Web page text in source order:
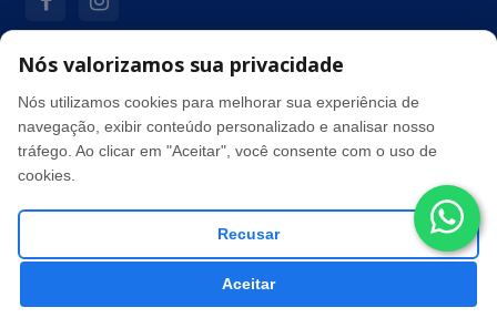
Formas de pagamento
Segurança
Info&Cel - CNPJ: 49.945.655/0001-21 © Todos os direitos
reservados. 2026
Nós valorizamos sua privacidade
Nós utilizamos cookies para melhorar sua experiência de
navegação, exibir conteúdo personalizado e analisar nosso
tráfego. Ao clicar em "Aceitar", você consente com o uso de
cookies.
Recusar
Aceitar